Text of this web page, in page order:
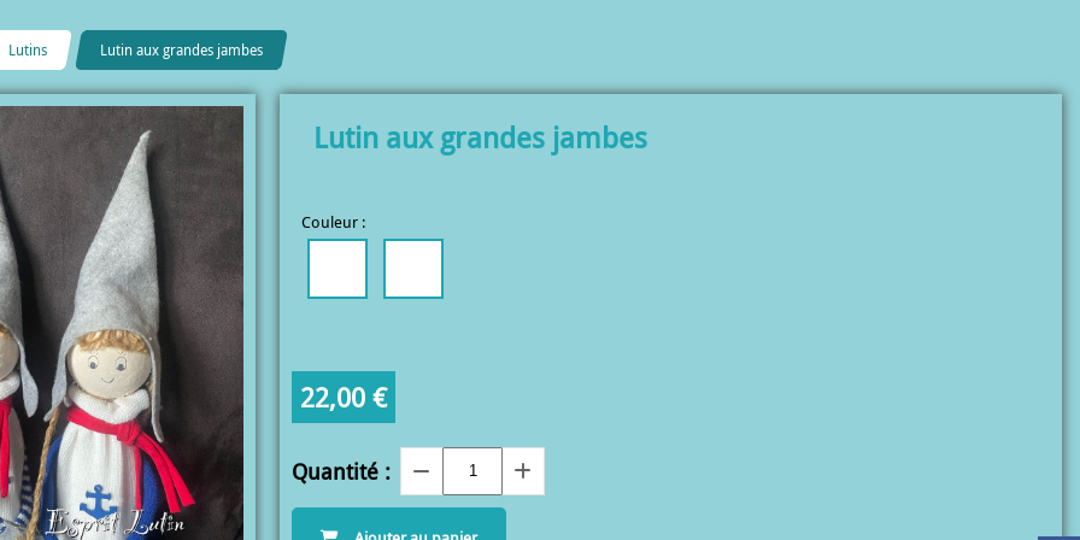
Lutins Lutin aux grandes jambes
Lutin aux grandes jambes
Couleur :
22,00 €
Quantité :